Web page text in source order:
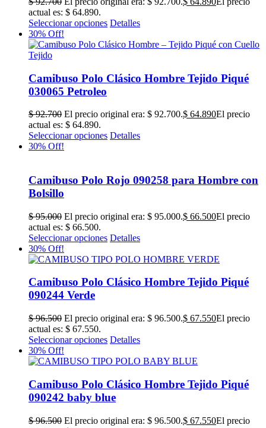
Seleccionar opciones Detalles
30% Off!
Camibuso Polo Clásico Hombre Tejido Piqué
030065 Petroleo
$92.700 El precio original era: $ 92.700.
Seleccionar opciones Detalles
30% Off!
Bolsillo
$95.000
Seleccionar opciones Detalles
30% Off!
Camibuso Polo Clásico Hombre Tejido Piqué
090244 Verde
$96.500 El precio original era: $ 96.500.
Seleccionar opciones Detalles
30% Off!
Camibuso Polo Clásico Hombre Tejido Piqué
090242 baby blue
$96.500 El precio original era: $ 96.500.
Seleccionar opciones Detalles